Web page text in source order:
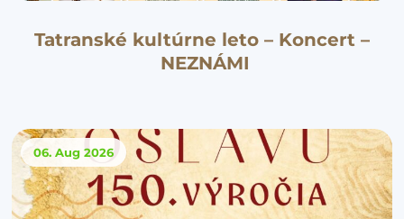
Tatranské kultúrne leto – Koncert –
NEZNÁMI
06. Aug 2026